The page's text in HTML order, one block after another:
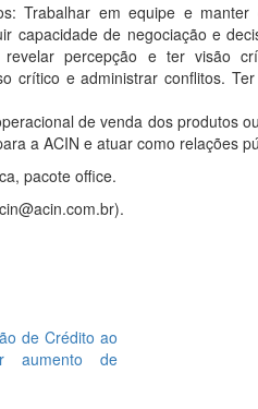
Trabalhar em equipe e
capacidade de negociação e
revelar percepção e ter visão
crítico e administrar conflitos.
de venda dos produtos
a ACIN e atuar como relações
pacote office.
de Crédito ao
aumento de